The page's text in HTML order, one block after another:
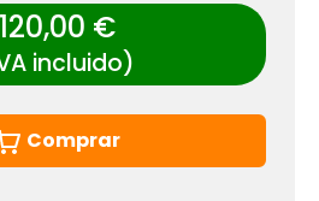
120,00 €
incluido)
Comprar